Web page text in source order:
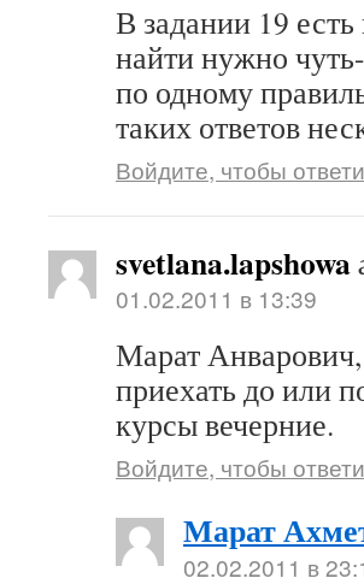
В задании 19
найти нужно
по одному
таких ответов
Войдите, чтобы
svetlana.lapshowa
01.02.2011 в 13:39
Марат
приехать до или
курсы вечерние.
Войдите, чтобы
Марат
02.02.2011 в